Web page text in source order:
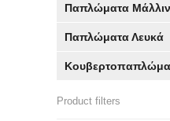
Παπλώματα
Παπλώματα Λευκά
Product filters